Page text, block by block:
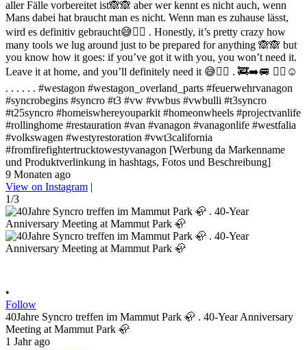
aller Fälle vorbereitet ist🙈🙈 aber wer kennt es nicht auch, wenn
Mans dabei hat braucht man es nicht. Wenn man es zuhause lässt,
wird es definitiv gebraucht😅✌🏻 . Honestly, it’s pretty crazy how
many tools we lug around just to be prepared for anything 🙈🙈 but
you know how it goes: if you’ve got it with you, you won’t need it.
Leave it at home, and you’ll definitely need it 😅✌🏻 . 🚒➡️🚐 ✌🏻☺️
. . . . . . #westagon #westagon_overland_parts #feuerwehrvanagon
#syncrobegins #syncro #t3 #vw #vwbus #vwbulli #t3syncro
#t25syncro #homeiswhereyouparkit #homeonwheels #projectvanlife
#rollinghome #restauration #van #vanagon #vanagonlife #westfalia
#volkswagen #westyrestoration #vwt3california
#fromfirefightertrucktowestyvanagon [Werbung da Markenname
und Produktverlinkung in hashtags, Fotos und Beschreibung]
9 Monaten ago
View on Instagram |
1/3
•
Follow
40Jahre Syncro treffen im Mammut Park 🦣 . 40-Year Anniversary
Meeting at Mammut Park 🦣
1 Jahr ago